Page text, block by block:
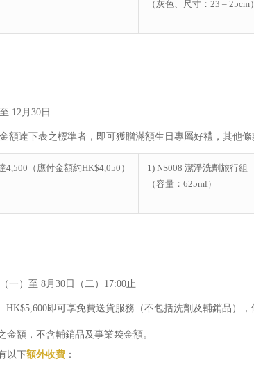
（灰色、尺寸：23 – 25cm）
12月30日
達下表之標準者，即可獲贈滿額生日專屬好禮，其他條
（應付金額約HK$4,050）
1) NS008 潔淨洗劑旅行組
（容量：625ml）
一）至 8月30日（二）17:00止
即可享免費送貨服務（不包括洗劑及輔銷品），
金額，不含輔銷品及事業袋金額。
以下額外收費 ：